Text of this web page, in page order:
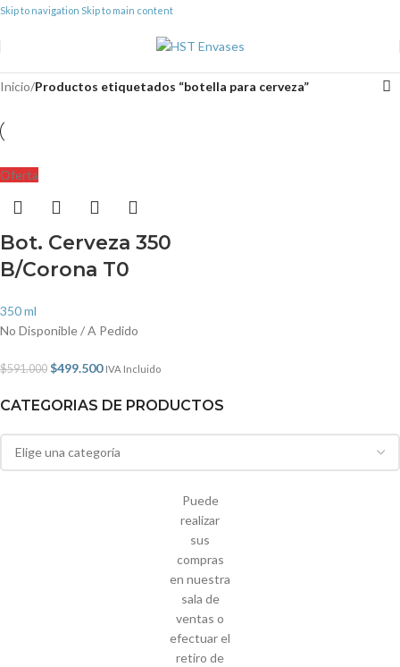
Skip to navigation Skip to main content
CATEGORIAS DE PRODUCTOS
Puede
realizar
sus
compras
en nuestra
sala de
ventas o
efectuar el
retiro de
Inicio/Productos etiquetados “botella para cerveza”
Oferta
Bot. Cerveza 350
B/Corona T0
350 ml
No Disponible / A Pedido
$591.000 $499.500 IVA Incluido